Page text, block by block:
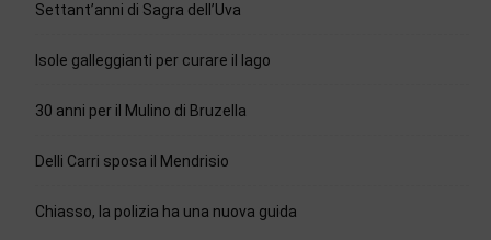
Settant’anni di Sagra dell’Uva
Isole galleggianti per curare il lago
30 anni per il Mulino di Bruzella
Delli Carri sposa il Mendrisio
Chiasso, la polizia ha una nuova guida